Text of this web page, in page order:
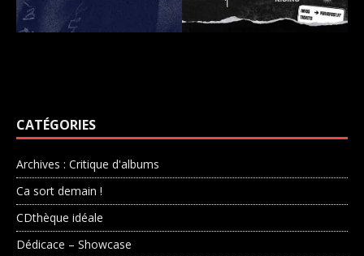
CATÉGORIES
Archives : Critique d'albums
Ca sort demain !
CDthèque idéale
Dédicace – Showcase